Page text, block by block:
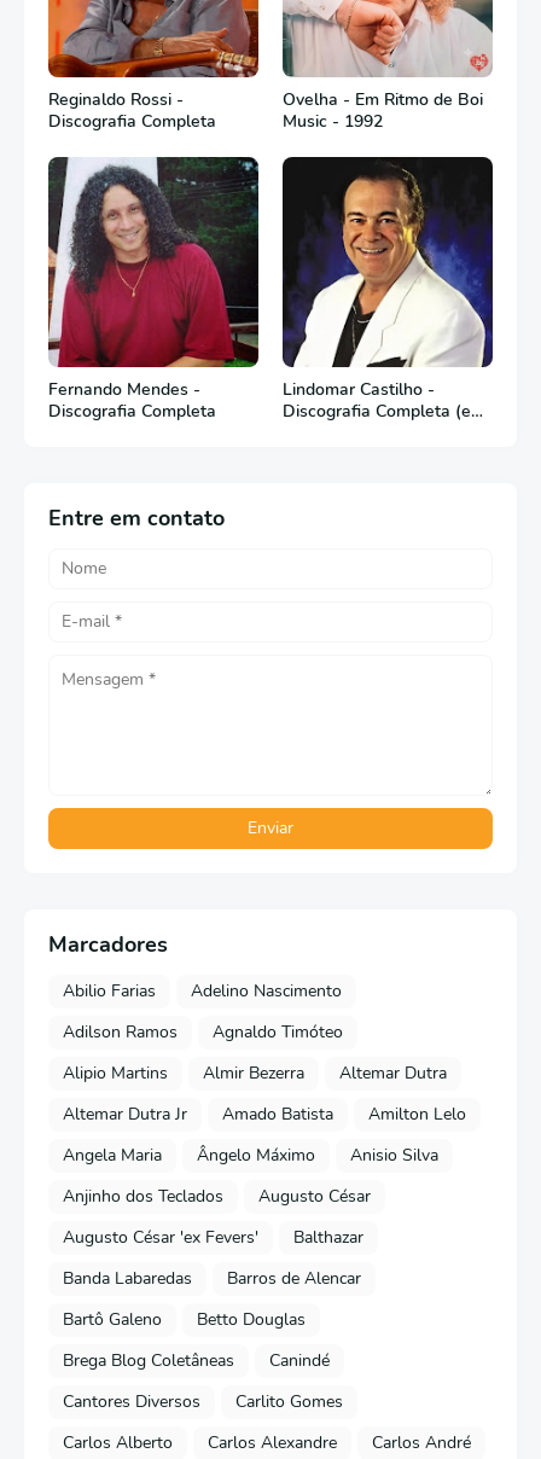
Reginaldo Rossi -
Discografia Completa
Ovelha - Em Ritmo de Boi
Music - 1992
Fernando Mendes -
Discografia Completa
Lindomar Castilho -
Discografia Completa (em
Entre em contato
Marcadores
Abilio Farias
Adelino Nascimento
Adilson Ramos
Agnaldo Timóteo
Alipio Martins
Almir Bezerra
Altemar Dutra
Altemar Dutra Jr
Amado Batista
Amilton Lelo
Angela Maria
Ângelo Máximo
Anisio Silva
Anjinho dos Teclados
Augusto César
Augusto César 'ex Fevers'
Balthazar
Banda Labaredas
Barros de Alencar
Bartô Galeno
Betto Douglas
Brega Blog Coletâneas
Canindé
Cantores Diversos
Carlito Gomes
Carlos Alberto
Carlos Alexandre
Carlos André